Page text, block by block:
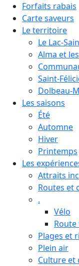
Forfaits rabais
Carte saveurs
Le territoire
Le Lac-
Alma et
Saint-
Dolbeau-
Les saisons
Été
Automne
Hiver
Printemps
Les
Attraits
Routes et
.
Vélo
Plages et
Plein air
Culture et